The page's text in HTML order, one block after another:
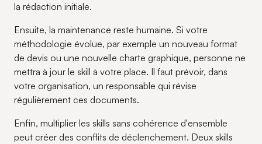
la rédaction initiale.
Ensuite, la maintenance reste humaine. Si votre
méthodologie évolue, par exemple un nouveau format
de devis ou une nouvelle charte graphique, personne ne
mettra à jour le skill à votre place. Il faut prévoir, dans
votre organisation, un responsable qui révise
régulièrement ces documents.
Enfin, multiplier les skills sans cohérence d'ensemble
peut créer des conflits de déclenchement. Deux skills